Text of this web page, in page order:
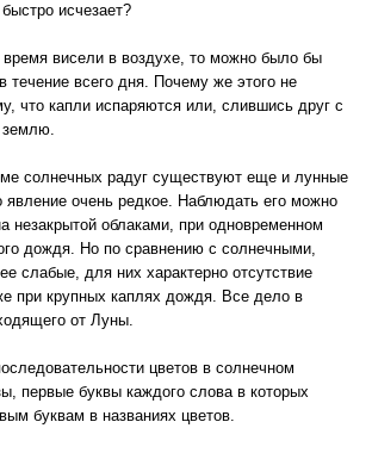
исчезает?
висели в воздухе, то можно было бы
течение всего дня. Почему же этого не
что капли испаряются или, слившись друг с
землю.
солнечных радуг существуют еще и лунные
явление очень редкое. Наблюдать его можно
незакрытой облаками, при одновременном
дождя. Но по сравнению с солнечными,
слабые, для них характерно отсутствие
при крупных каплях дождя. Все дело в
от Луны.
цветов в солнечном
первые буквы каждого слова в которых
буквам в названиях цветов.